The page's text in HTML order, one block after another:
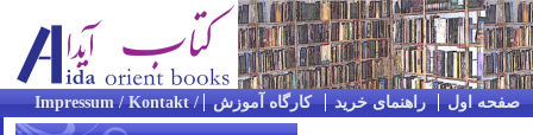
صفحه اول راهنمای خرید کارگاه آموزش